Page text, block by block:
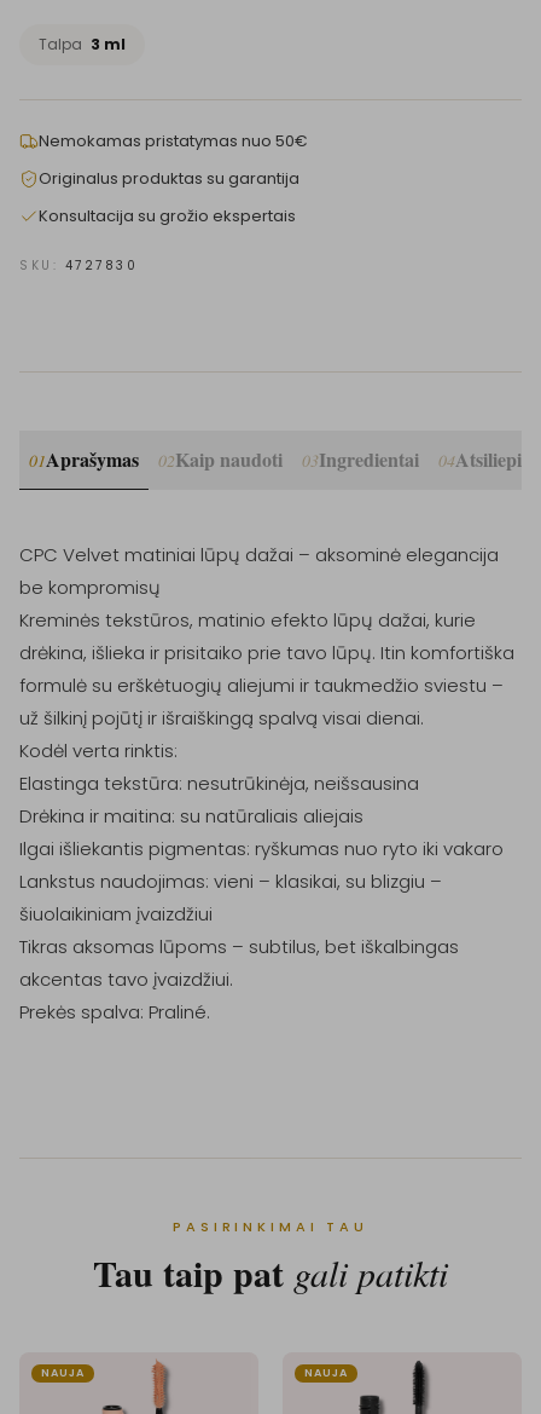
Talpa 3 ml
Nemokamas pristatymas nuo 50€
Originalus produktas su garantija
Konsultacija su grožio ekspertais
SKU: 4727830
01Aprašymas 02Kaip naudoti 03Ingredientai 04
CPC Velvet matiniai lūpų dažai – aksominė elegancija
be kompromisų
Kreminės tekstūros, matinio efekto lūpų dažai, kurie
drėkina, išlieka ir prisitaiko prie tavo lūpų. Itin komfortiška
formulė su erškėtuogių aliejumi ir taukmedžio sviestu –
už šilkinį pojūtį ir išraiškingą spalvą visai dienai.
Kodėl verta rinktis:
Elastinga tekstūra: nesutrūkinėja, neišsausina
Drėkina ir maitina: su natūraliais aliejais
Ilgai išliekantis pigmentas: ryškumas nuo ryto iki vakaro
Lankstus naudojimas: vieni – klasikai, su blizgiu –
šiuolaikiniam įvaizdžiui
Tikras aksomas lūpoms – subtilus, bet iškalbingas
akcentas tavo įvaizdžiui.
Prekės spalva: Praliné.
PASIRINKIMAI TAU
Tau taip pat gali patikti
NAUJA NAUJA